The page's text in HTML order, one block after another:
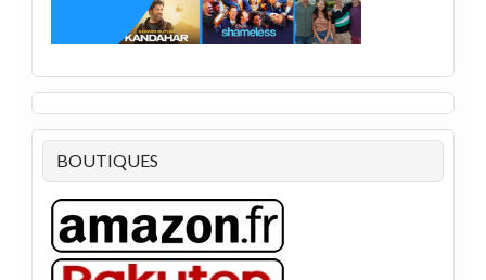
BOUTIQUES